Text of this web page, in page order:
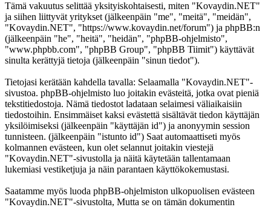
Tämä vakuutus selittää yksityiskohtaisesti, miten "Kovaydin.NET"
ja siihen liittyvät yritykset (jälkeenpäin "me", "meitä", "meidän",
"Kovaydin.NET", "https://www.kovaydin.net/forum") ja phpBB:n
(jälkeenpäin "he", "heitä", "heidän", "phpBB-ohjelmisto",
"www.phpbb.com", "phpBB Group", "phpBB Tiimit") käyttävät
sinulta kerättyjä tietoja (jälkeenpäin "sinun tiedot").
Tietojasi kerätään kahdella tavalla: Selaamalla "Kovaydin.NET"-
sivustoa. phpBB-ohjelmisto luo joitakin evästeitä, jotka ovat pieniä
tekstitiedostoja. Nämä tiedostot ladataan selaimesi väliaikaisiin
tiedostoihin. Ensimmäiset kaksi evästettä sisältävät tiedon käyttäjän
yksilöimiseksi (jälkeenpäin "käyttäjän id") ja anonyymin session
tunnisteen. (jälkeenpäin "istunto id") Saat automaattiseti myös
kolmannen evästeen, kun olet selannut joitakin viestejä
"Kovaydin.NET"-sivustolla ja näitä käytetään tallentamaan
lukemiasi vestiketjuja ja näin parantaen käyttökokemustasi.
Saatamme myös luoda phpBB-ohjelmiston ulkopuolisen evästeen
"Kovaydin.NET"-sivustolta, Mutta se on tämän dokumentin